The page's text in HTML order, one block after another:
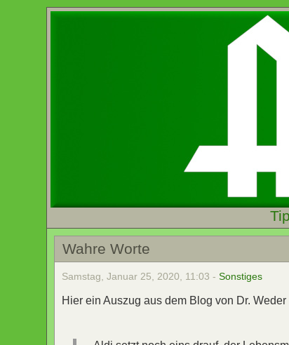
Wahre Worte
Samstag, Januar 25, 2020, 11:03 -Sonstiges
Hier ein Auszug aus dem Blog von Dr. Weder